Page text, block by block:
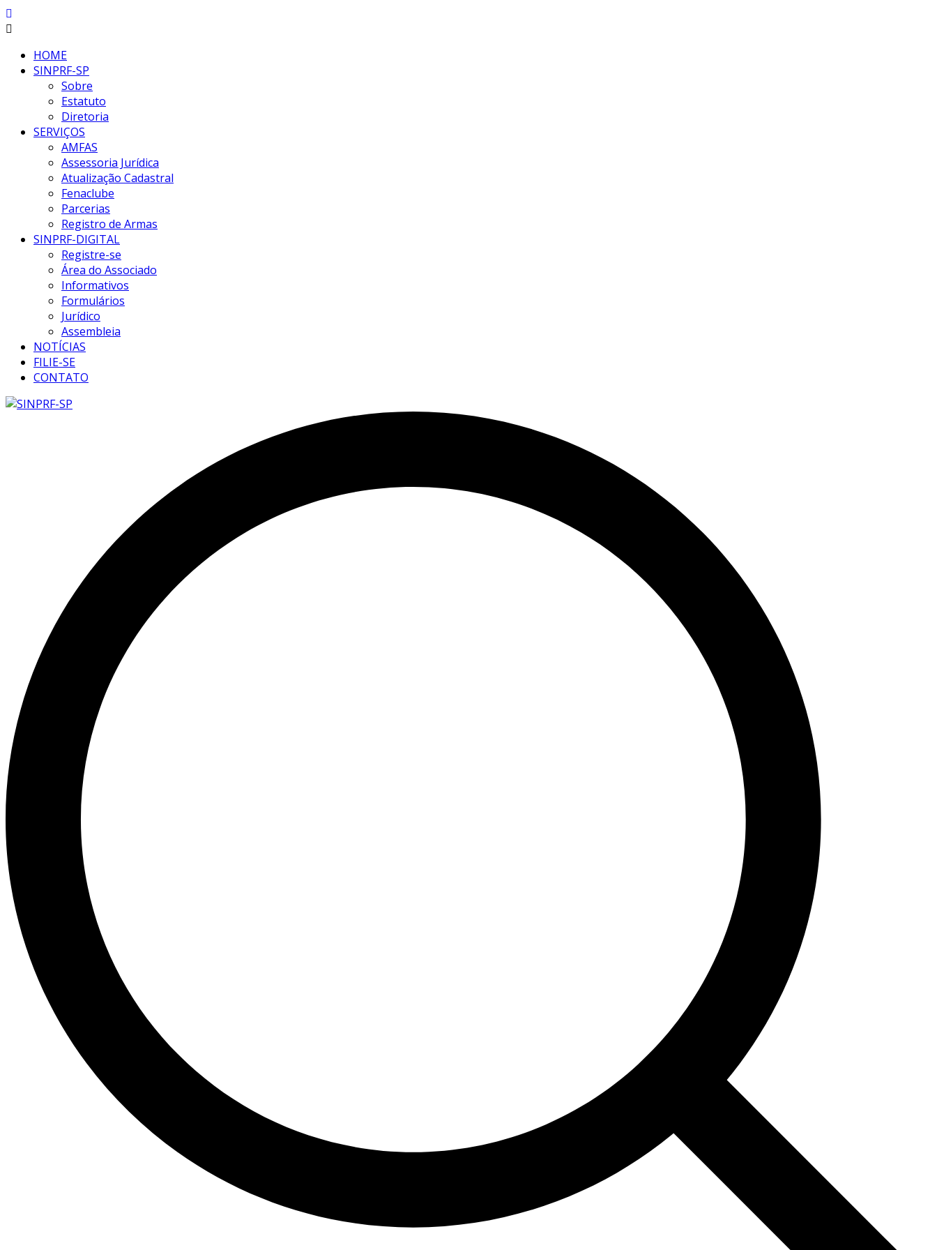
HOME
SINPRF-SP
Sobre
Estatuto
Diretoria
SERVIÇOS
AMFAS
Assessoria Jurídica
Atualização Cadastral
Fenaclube
Parcerias
Registro de Armas
SINPRF-DIGITAL
Registre-se
Área do Associado
Informativos
Formulários
Jurídico
Assembleia
NOTÍCIAS
FILIE-SE
CONTATO